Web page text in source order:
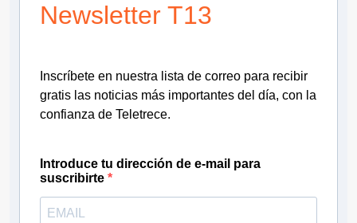
Newsletter T13
Inscríbete en nuestra lista de correo para recibir
gratis las noticias más importantes del día, con la
confianza de Teletrece.
Introduce tu dirección de e-mail para
suscribirte